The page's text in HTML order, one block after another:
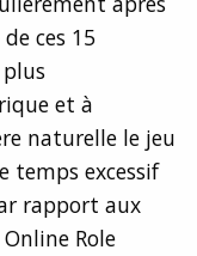
ces 15
plus
et à
naturelle le jeu
temps excessif
rapport aux
Role